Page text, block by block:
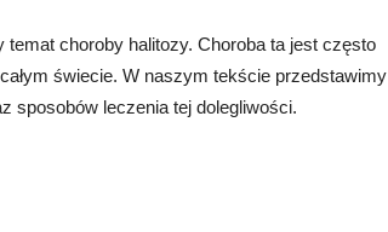
choroby halitozy. Choroba ta jest często
świecie. W naszym tekście przedstawimy
sposobów leczenia tej dolegliwości.